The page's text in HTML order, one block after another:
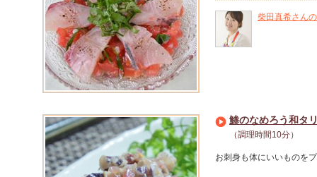
柴田真希さん
鯵のなめろう和タ
（調理時間10分）
お刺身も体にいいものを